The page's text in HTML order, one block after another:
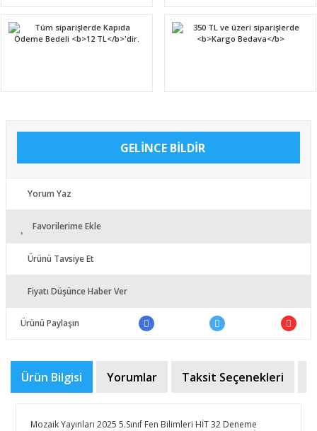
GELİNCE BİLDİR
Yorum Yaz
Favorilerime Ekle
Ürünü Tavsiye Et
Fiyatı Düşünce Haber Ver
Ürünü Paylaşın
Ürün Bilgisi Yorumlar Taksit Seçenekleri
Mozaik Yayınları 2025 5.Sınıf Fen Bilimleri HİT 32 Deneme